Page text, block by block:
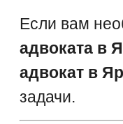
Если вам
адвоката в
адвокат в
задачи.